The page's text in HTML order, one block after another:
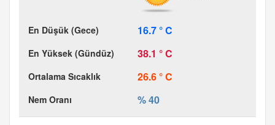
16.7 ° C
38.1 ° C
26.6 ° C
% 40